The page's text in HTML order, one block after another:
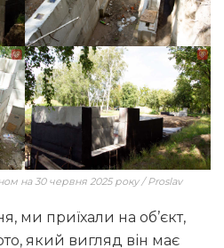
на 30 червня 2025 року / Proslav
ми приїхали на об’єкт,
який вигляд він має